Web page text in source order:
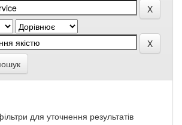
для уточнення результатів